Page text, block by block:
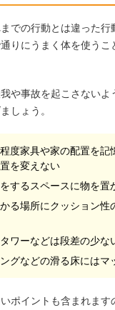
での行動とは違った行
りにうまく体を使うこ
や事故を起こさないよ
しょう。
度家具や家の配置を記
を変えない
するスペースに物を置
る場所にクッション性
ワーなどは段差の少な
グなどの滑る床にはマ
ポイントも含まれます